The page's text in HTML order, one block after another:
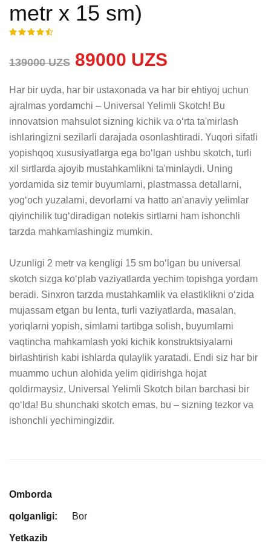
metr x 15 sm)
139000 UZS 89000 UZS
Har bir uyda, har bir ustaxonada va har bir ehtiyoj uchun
ajralmas yordamchi – Universal Yelimli Skotch! Bu
innovatsion mahsulot sizning kichik va o‘rta ta'mirlash
ishlaringizni sezilarli darajada osonlashtiradi. Yuqori sifatli
yopishqoq xususiyatlarga ega bo‘lgan ushbu skotch, turli
xil sirtlarda ajoyib mustahkamlikni ta'minlaydi. Uning
yordamida siz temir buyumlarni, plastmassa detallarni,
yog‘och yuzalarni, devorlarni va hatto an'anaviy yelimlar
qiyinchilik tug‘diradigan notekis sirtlarni ham ishonchli
tarzda mahkamlashingiz mumkin.
Uzunligi 2 metr va kengligi 15 sm bo‘lgan bu universal
skotch sizga ko‘plab vaziyatlarda yechim topishga yordam
beradi. Sinxron tarzda mustahkamlik va elastiklikni o‘zida
mujassam etgan bu lenta, turli vaziyatlarda, masalan,
yoriqlarni yopish, simlarni tartibga solish, buyumlarni
vaqtincha mahkamlash yoki kichik konstruktsiyalarni
birlashtirish kabi ishlarda qulaylik yaratadi. Endi siz har bir
muammo uchun alohida yelim qidirishga hojat
qoldirmaysiz, Universal Yelimli Skotch bilan barchasi bir
qo‘lda! Bu shunchaki skotch emas, bu – sizning tezkor va
ishonchli yechimingizdir.
Omborda
qolganligi: Bor
Yetkazib